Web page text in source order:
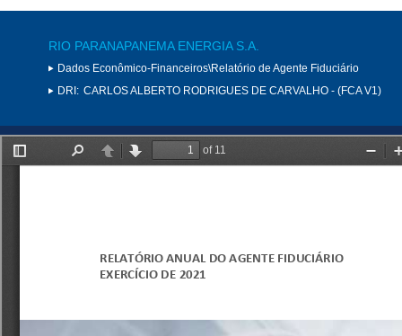
RIO PARANAPANEMA ENERGIA S.A.
Dados Econômico-Financeiros\Relatório de Agente Fiduciário
DRI: CARLOS ALBERTO RODRIGUES DE CARVALHO - (FCA V1)